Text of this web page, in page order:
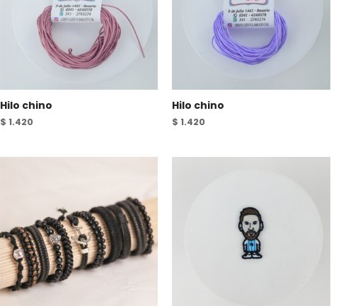
Hilo chino
$ 1.420
Hilo chino
$ 1.420